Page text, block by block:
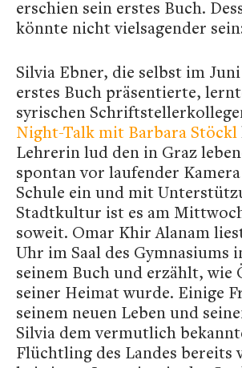
erschien sein erstes Buch.
könnte nicht vielsagender
Silvia Ebner, die selbst im
erstes Buch präsentierte,
syrischen
Night-Talk mit Barbara Stöckl
Lehrerin lud den in Graz
spontan vor laufender
Schule ein und mit
Stadtkultur ist es am
soweit. Omar Khir Alanam
Uhr im Saal des Gymnasiums
seinem Buch und erzählt, wie
seiner Heimat wurde. Einige
seinem neuen Leben und
Silvia dem vermutlich
Flüchtling des Landes bereits